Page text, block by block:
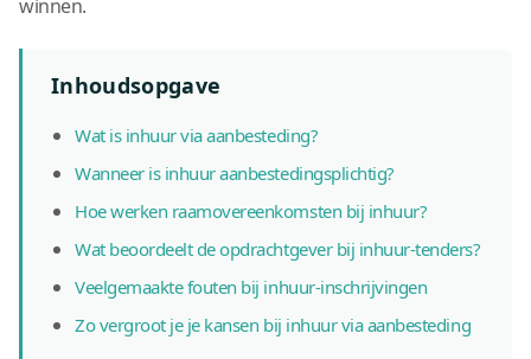
winnen.
Inhoudsopgave
Wat is inhuur via aanbesteding?
Wanneer is inhuur aanbestedingsplichtig?
Hoe werken raamovereenkomsten bij inhuur?
Wat beoordeelt de opdrachtgever bij inhuur-tenders?
Veelgemaakte fouten bij inhuur-inschrijvingen
Zo vergroot je je kansen bij inhuur via aanbesteding